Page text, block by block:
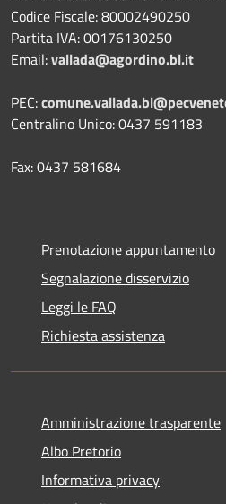
Codice Fiscale: 80002490250
Partita IVA: 00176130250
Email:vallada@agordino.bl.it
PEC:
Centralino Unico: 0437 591183
Fax: 0437 581684
Prenotazione appuntamento
Segnalazione disservizio
Leggi le FAQ
Richiesta assistenza
Amministrazione trasparente
Albo Pretorio
Informativa privacy